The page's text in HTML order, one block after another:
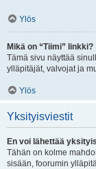
Ylös
Mikä on “Tiimi” linkki?
Tämä sivu näyttää
ylläpitäjät, valvojat ja
Ylös
Yksityisviestit
En voi lähettää
Tähän on kolme
sisään, foorumin